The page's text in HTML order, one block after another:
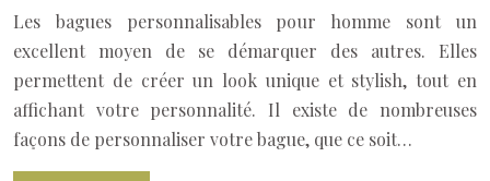
Les bagues personnalisables pour homme sont un
excellent moyen de se démarquer des autres. Elles
permettent de créer un look unique et stylish, tout en
affichant votre personnalité. Il existe de nombreuses
façons de personnaliser votre bague, que ce soit…